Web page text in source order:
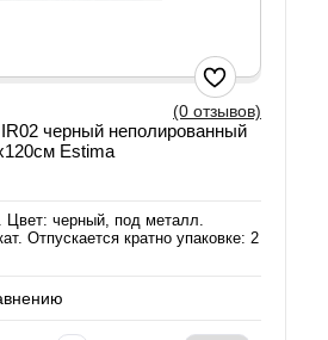
(0 отзывов)
черный неполированный
Estima
Цвет: черный, под металл.
Отпускается кратно упаковке: 2